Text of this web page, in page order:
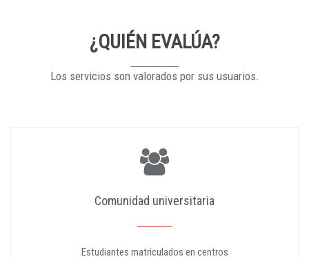
¿QUIÉN EVALÚA?
Los servicios son valorados por sus usuarios.
Comunidad universitaria
Estudiantes matriculados en centros